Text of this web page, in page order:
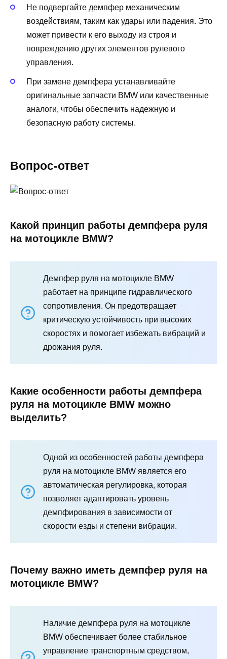
Не подвергайте демпфер механическим
воздействиям, таким как удары или падения. Это
может привести к его выходу из строя и
повреждению других элементов рулевого
управления.
При замене демпфера устанавливайте
оригинальные запчасти BMW или качественные
аналоги, чтобы обеспечить надежную и
безопасную работу системы.
Вопрос-ответ
Какой принцип работы демпфера руля
на мотоцикле BMW?
Демпфер руля на мотоцикле BMW
работает на принципе гидравлического
сопротивления. Он предотвращает
критическую устойчивость при высоких
скоростях и помогает избежать вибраций и
дрожания руля.
Какие особенности работы демпфера
руля на мотоцикле BMW можно
выделить?
Одной из особенностей работы демпфера
руля на мотоцикле BMW является его
автоматическая регулировка, которая
позволяет адаптировать уровень
демпфирования в зависимости от
скорости езды и степени вибрации.
Почему важно иметь демпфер руля на
мотоцикле BMW?
Наличие демпфера руля на мотоцикле
BMW обеспечивает более стабильное
управление транспортным средством,